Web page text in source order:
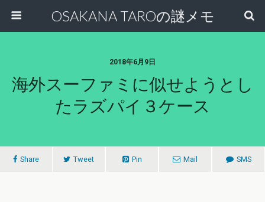
OSAKANA TAROの謎メモ
2018年6月9日
海外スーファミに似せようとし
たラズパイ３ケース
Share Tweet Pin Mail SMS